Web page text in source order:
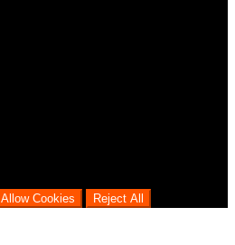
Allow Cookies Reject All